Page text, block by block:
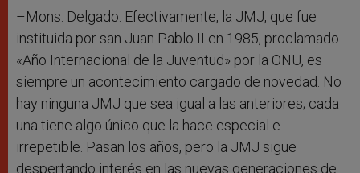
–Mons. Delgado: Efectivamente, la JMJ, que fue
instituida por san Juan Pablo II en 1985, proclamado
«Año Internacional de la Juventud» por la ONU, es
siempre un acontecimiento cargado de novedad. No
hay ninguna JMJ que sea igual a las anteriores; cada
una tiene algo único que la hace especial e
irrepetible. Pasan los años, pero la JMJ sigue
despertando interés en las nuevas generaciones de